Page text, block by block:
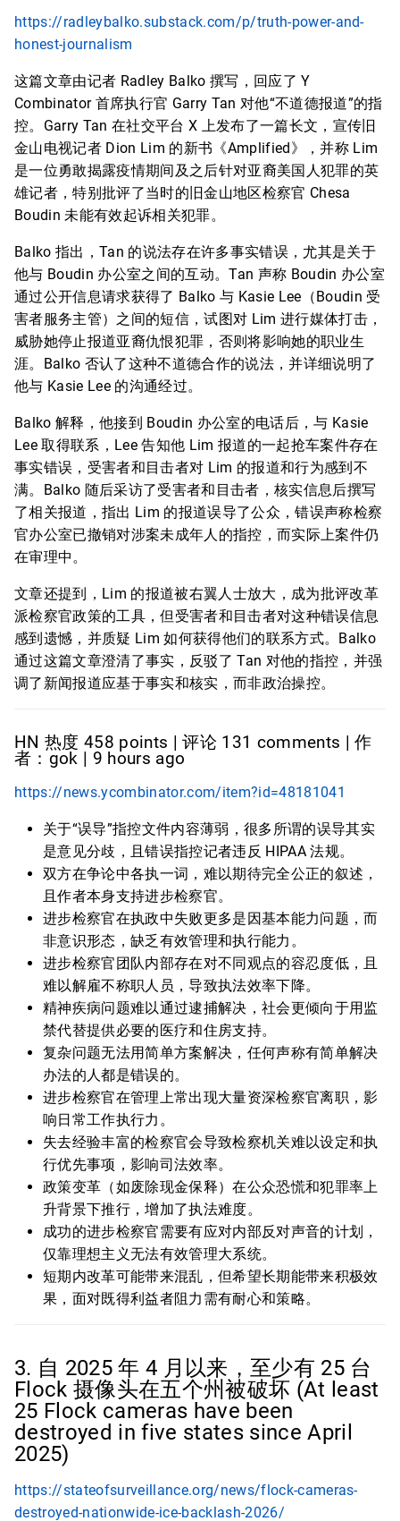
https://radleybalko.substack.com/p/truth-power-and-
honest-journalism
这篇文章由记者 Radley Balko 撰写，回应了 Y
Combinator 首席执行官 Garry Tan 对他“不道德报道”的指
控。Garry Tan 在社交平台 X 上发布了一篇长文，宣传旧
金山电视记者 Dion Lim 的新书《Amplified》，并称 Lim
是一位勇敢揭露疫情期间及之后针对亚裔美国人犯罪的英
雄记者，特别批评了当时的旧金山地区检察官 Chesa
Boudin 未能有效起诉相关犯罪。
Balko 指出，Tan 的说法存在许多事实错误，尤其是关于
他与 Boudin 办公室之间的互动。Tan 声称 Boudin 办公室
通过公开信息请求获得了 Balko 与 Kasie Lee（Boudin 受
害者服务主管）之间的短信，试图对 Lim 进行媒体打击，
威胁她停止报道亚裔仇恨犯罪，否则将影响她的职业生
涯。Balko 否认了这种不道德合作的说法，并详细说明了
他与 Kasie Lee 的沟通经过。
Balko 解释，他接到 Boudin 办公室的电话后，与 Kasie
Lee 取得联系，Lee 告知他 Lim 报道的一起抢车案件存在
事实错误，受害者和目击者对 Lim 的报道和行为感到不
满。Balko 随后采访了受害者和目击者，核实信息后撰写
了相关报道，指出 Lim 的报道误导了公众，错误声称检察
官办公室已撤销对涉案未成年人的指控，而实际上案件仍
在审理中。
文章还提到，Lim 的报道被右翼人士放大，成为批评改革
派检察官政策的工具，但受害者和目击者对这种错误信息
感到遗憾，并质疑 Lim 如何获得他们的联系方式。Balko
通过这篇文章澄清了事实，反驳了 Tan 对他的指控，并强
调了新闻报道应基于事实和核实，而非政治操控。
HN 热度 458 points | 评论 131 comments | 作
者：gok | 9 hours ago
https://news.ycombinator.com/item?id=48181041
关于“误导”指控文件内容薄弱，很多所谓的误导其实
是意见分歧，且错误指控记者违反 HIPAA 法规。
双方在争论中各执一词，难以期待完全公正的叙述，
且作者本身支持进步检察官。
进步检察官在执政中失败更多是因基本能力问题，而
非意识形态，缺乏有效管理和执行能力。
进步检察官团队内部存在对不同观点的容忍度低，且
难以解雇不称职人员，导致执法效率下降。
精神疾病问题难以通过逮捕解决，社会更倾向于用监
禁代替提供必要的医疗和住房支持。
复杂问题无法用简单方案解决，任何声称有简单解决
办法的人都是错误的。
进步检察官在管理上常出现大量资深检察官离职，影
响日常工作执行力。
失去经验丰富的检察官会导致检察机关难以设定和执
行优先事项，影响司法效率。
政策变革（如废除现金保释）在公众恐慌和犯罪率上
升背景下推行，增加了执法难度。
成功的进步检察官需要有应对内部反对声音的计划，
仅靠理想主义无法有效管理大系统。
短期内改革可能带来混乱，但希望长期能带来积极效
果，面对既得利益者阻力需有耐心和策略。
3. 自 2025 年 4 月以来，至少有 25 台
Flock 摄像头在五个州被破坏 (At least
25 Flock cameras have been
destroyed in five states since April
2025)
https://stateofsurveillance.org/news/flock-cameras-
destroyed-nationwide-ice-backlash-2026/